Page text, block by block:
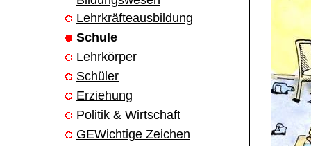
Lehrkräfteausbildung
Schule
Lehrkörper
Schüler
Erziehung
Politik & Wirtschaft
GEWichtige Zeichen